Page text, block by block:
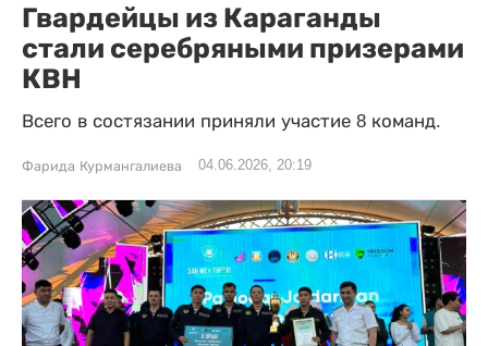
Гвардейцы из Караганды
стали серебряными призерами
КВН
Всего в состязании приняли участие 8 команд.
Фарида Курмангалиева 04.06.2026, 20:19